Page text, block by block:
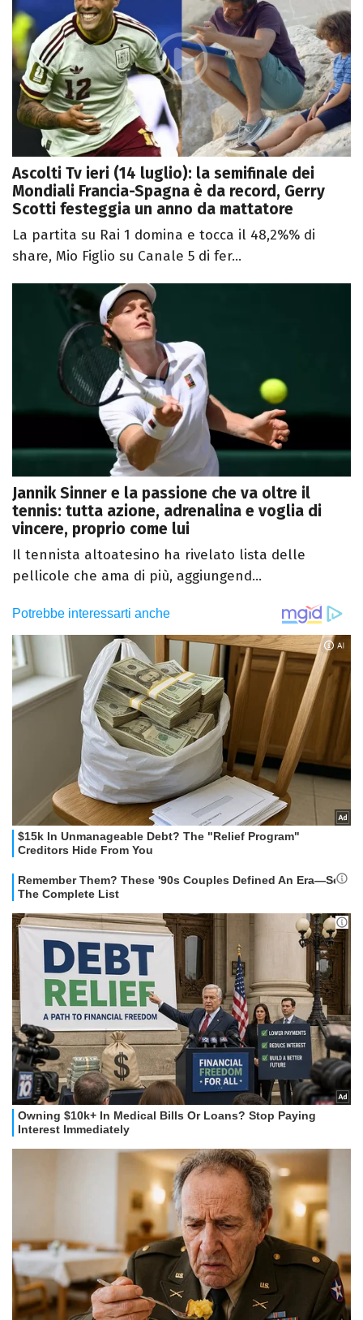
Ascolti Tv ieri (14 luglio): la semifinale dei
Mondiali Francia-Spagna è da record, Gerry
Scotti festeggia un anno da mattatore
La partita su Rai 1 domina e tocca il 48,2%% di
share, Mio Figlio su Canale 5 di fer...
Jannik Sinner e la passione che va oltre il
tennis: tutta azione, adrenalina e voglia di
vincere, proprio come lui
Il tennista altoatesino ha rivelato lista delle
pellicole che ama di più, aggiungend...